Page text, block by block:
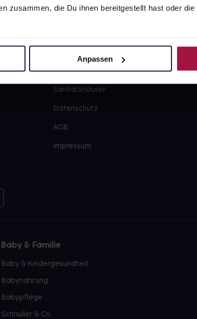
zusammen, die Du ihnen bereitgestellt hast oder
Anpassen
gesund-versorger.de
Sanitätshäuser
Datenschutz
AGB
Impressum
Baby & Familie
Baby & Kindergesundheit
Babynahrung
Babypflege
Schnuller & Co.